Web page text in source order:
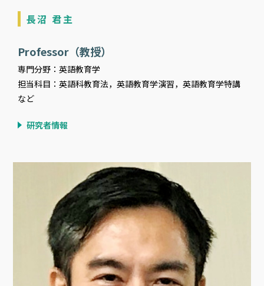
長沼 君主
Professor（教授）
専門分野：英語教育学
担当科目：英語科教育法，英語教育学演習，英語教育学特講
など
研究者情報